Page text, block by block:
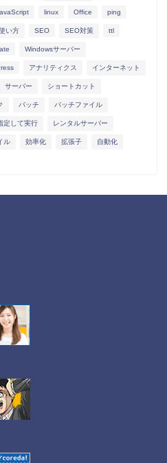
linux Office ping
い方 SEO SEO対策 ttl
Windowsサーバー
アナリティクス インターネット
サーバー ショートカット
バッチ バッチファイル
定して実行 レンタルサーバー
ル 効率化 拡張子 自動化